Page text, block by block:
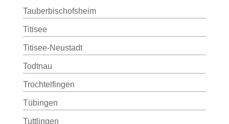
Tauberbischofsheim
Titisee
Titisee-Neustadt
Todtnau
Trochtelfingen
Tübingen
Tuttlingen